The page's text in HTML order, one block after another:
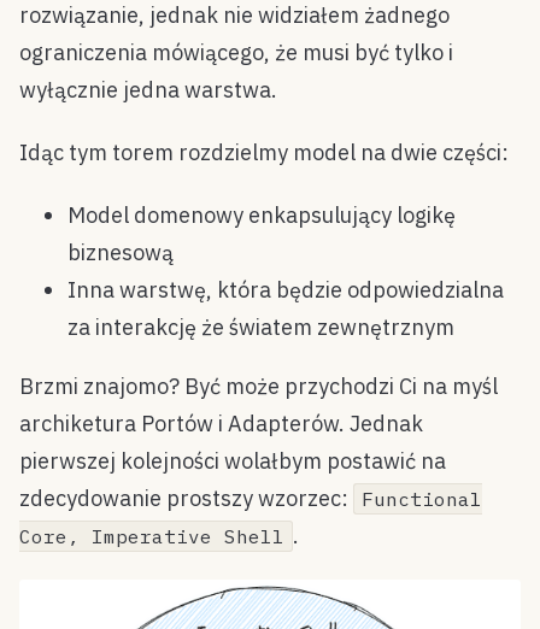
rozwiązanie, jednak nie widziałem żadnego
ograniczenia mówiącego, że musi być tylko i
wyłącznie jedna warstwa.
Idąc tym torem rozdzielmy model na dwie części:
Model domenowy enkapsulujący logikę
biznesową
Inna warstwę, która będzie odpowiedzialna
za interakcję że światem zewnętrznym
Brzmi znajomo? Być może przychodzi Ci na myśl
archiketura Portów i Adapterów. Jednak
pierwszej kolejności wolałbym postawić na
zdecydowanie prostszy wzorzec:
Functional
Core, Imperative Shell .